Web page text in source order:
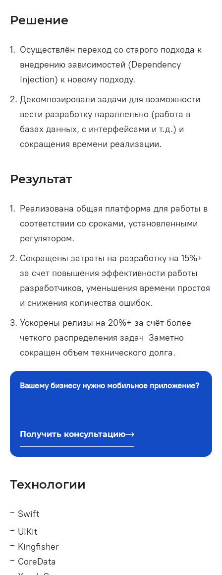
Решение
Осуществлён переход со старого подхода к
внедрению зависимостей (Dependency
Injection) к новому подходу.
Декомпозировали задачи для возможности
вести разработку параллельно (работа в
базах данных, с интерфейсами и т.д.) и
сокращения времени реализации.
Результат
Реализована общая платформа для работы в
соответствии со сроками, установленными
регулятором.
Сокращены затраты на разработку на 15%+
за счет повышения эффективности работы
разработчиков, уменьшения времени простоя
и снижения количества ошибок.
Ускорены релизы на 20%+ за счёт более
четкого распределения задач Заметно
сокращен объем технического долга.
Вашему бизнесу нужно мобильное приложение?
Получить консультацию
Технологии
Swift
UIKit
Kingfisher
CoreData